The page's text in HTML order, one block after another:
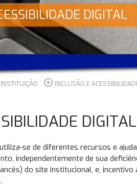
DIGITAL
INSTITUIÇÃO INCLUSÃO E
DIGITAL
utiliza-se de diferentes recursos e
independentemente de sua
do site institucional, e,